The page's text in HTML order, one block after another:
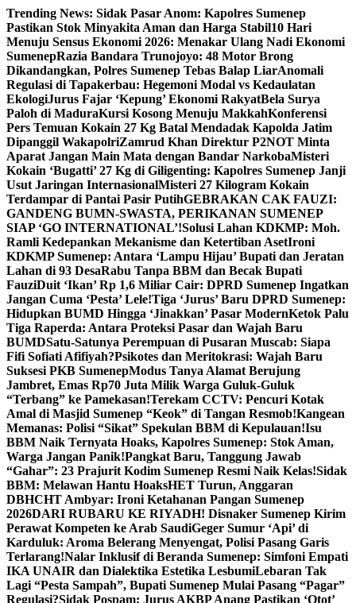
Skip
to
content
Trending News: Sidak Pasar Anom: Kapolres Sumenep
Pastikan Stok Minyakita Aman dan Harga Stabil10 Hari
Menuju Sensus Ekonomi 2026: Menakar Ulang Nadi Ekonomi
SumenepRazia Bandara Trunojoyo: 48 Motor Brong
Dikandangkan, Polres Sumenep Tebas Balap LiarAnomali
Regulasi di Tapakerbau: Hegemoni Modal vs Kedaulatan
EkologiJurus Fajar ‘Kepung’ Ekonomi RakyatBela Surya
Paloh di MaduraKursi Kosong Menuju MakkahKonferensi
Pers Temuan Kokain 27 Kg Batal Mendadak Kapolda Jatim
Dipanggil WakapolriZamrud Khan Direktur P2NOT Minta
Aparat Jangan Main Mata dengan Bandar NarkobaMisteri
Kokain ‘Bugatti’ 27 Kg di Giligenting: Kapolres Sumenep Janji
Usut Jaringan InternasionalMisteri 27 Kilogram Kokain
Terdampar di Pantai Pasir PutihGEBRAKAN CAK FAUZI:
GANDENG BUMN-SWASTA, PERIKANAN SUMENEP
SIAP ‘GO INTERNATIONAL’!Solusi Lahan KDKMP: Moh.
Ramli Kedepankan Mekanisme dan Ketertiban AsetIroni
KDKMP Sumenep: Antara ‘Lampu Hijau’ Bupati dan Jeratan
Lahan di 93 DesaRabu Tanpa BBM dan Becak Bupati
FauziDuit ‘Ikan’ Rp 1,6 Miliar Cair: DPRD Sumenep Ingatkan
Jangan Cuma ‘Pesta’ Lele!Tiga ‘Jurus’ Baru DPRD Sumenep:
Hidupkan BUMD Hingga ‘Jinakkan’ Pasar ModernKetok Palu
Tiga Raperda: Antara Proteksi Pasar dan Wajah Baru
BUMDSatu-Satunya Perempuan di Pusaran Muscab: Siapa
Fifi Sofiati Afifiyah?Psikotes dan Meritokrasi: Wajah Baru
Suksesi PKB SumenepModus Tanya Alamat Berujung
Jambret, Emas Rp70 Juta Milik Warga Guluk-Guluk
“Terbang” ke Pamekasan!Terekam CCTV: Pencuri Kotak
Amal di Masjid Sumenep “Keok” di Tangan Resmob!Kangean
Memanas: Polisi “Sikat” Spekulan BBM di Kepulauan!Isu
BBM Naik Ternyata Hoaks, Kapolres Sumenep: Stok Aman,
Warga Jangan Panik!Pangkat Baru, Tanggung Jawab
“Gahar”: 23 Prajurit Kodim Sumenep Resmi Naik Kelas!Sidak
BBM: Melawan Hantu HoaksHET Turun, Anggaran
DBHCHT Ambyar: Ironi Ketahanan Pangan Sumenep
2026DARI RUBARU KE RIYADH! Disnaker Sumenep Kirim
Perawat Kompeten ke Arab SaudiGeger Sumur ‘Api’ di
Karduluk: Aroma Belerang Menyengat, Polisi Pasang Garis
Terlarang!Nalar Inklusif di Beranda Sumenep: Simfoni Empati
IKA UNAIR dan Dialektika Estetika LesbumiLebaran Tak
Lagi “Pesta Sampah”, Bupati Sumenep Mulai Pasang “Pagar”
Regulasi?Sidak Pospam: Jurus AKBP Anang Pastikan ‘Otot’